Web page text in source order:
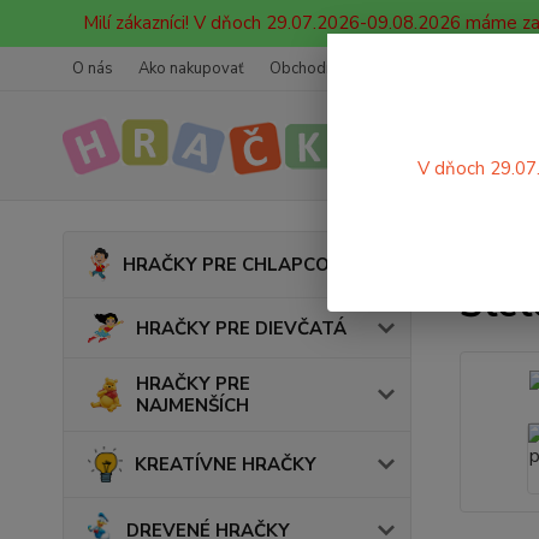
Milí zákazníci! V dňoch 29.07.2026-09.08.2026 máme
O nás Ako nakupovať Obchodné podmienky
HRAČKY PRE CHLAPCOV
HRAČKY PRE DIEVČATÁ
HRAČKY PRE
NAJMENŠÍCH
KREATÍVNE HRAČKY
DREVENÉ HRAČKY
V dňoch